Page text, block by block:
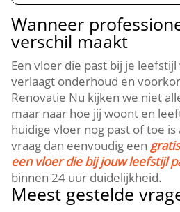
Wanneer
verschil maakt
Een vloer die past bij je
verlaagt onderhoud en
Renovatie Nu kijken we niet
maar naar hoe jij woont en
huidige vloer nog past of toe
vraag dan eenvoudig een
een vloer die bij jouw leefstijl
binnen 24 uur duidelijkheid.​
Meest gestelde